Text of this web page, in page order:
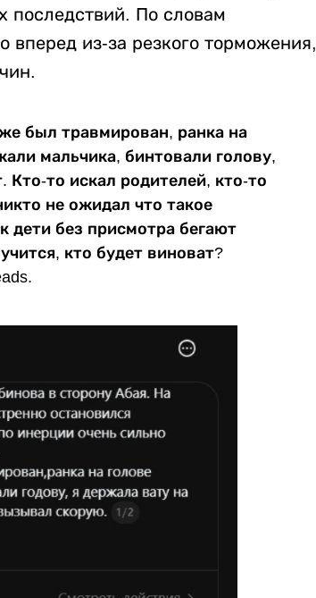
последствий. По словам
из-за резкого торможения,
был травмирован, ранка на
мальчика, бинтовали голову,
Кто-то искал родителей, кто-то
не ожидал что такое
без присмотра бегают
кто будет виноват?